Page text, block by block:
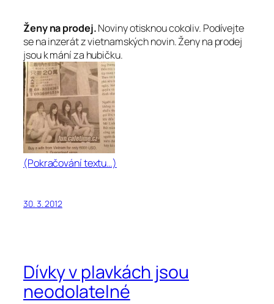
Ženy na prodej.Noviny otisknou cokoliv. Podívejte
se na inzerát z vietnamských novin. Ženy na prodej
jsou k mání za hubičku.
(Pokračování textu…)
30. 3. 2012
Dívky v plavkách jsou
neodolatelné